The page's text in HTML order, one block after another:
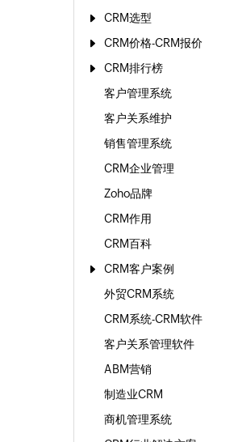
CRM选型
CRM价格-CRM报价
CRM排行榜
客户管理系统
客户关系维护
销售管理系统
CRM企业管理
Zoho品牌
CRM作用
CRM百科
CRM客户案例
外贸CRM系统
CRM系统-CRM软件
客户关系管理软件
ABM营销
制造业CRM
商机管理系统